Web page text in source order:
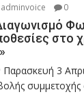
adminvoice 0
στο
3
συμμετοχής